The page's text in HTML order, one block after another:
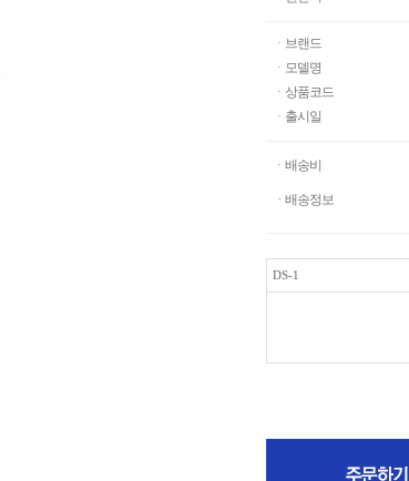
· 브랜드
· 모델명
· 상품코드
· 출시일
· 배송비
· 배송정보
DS-1